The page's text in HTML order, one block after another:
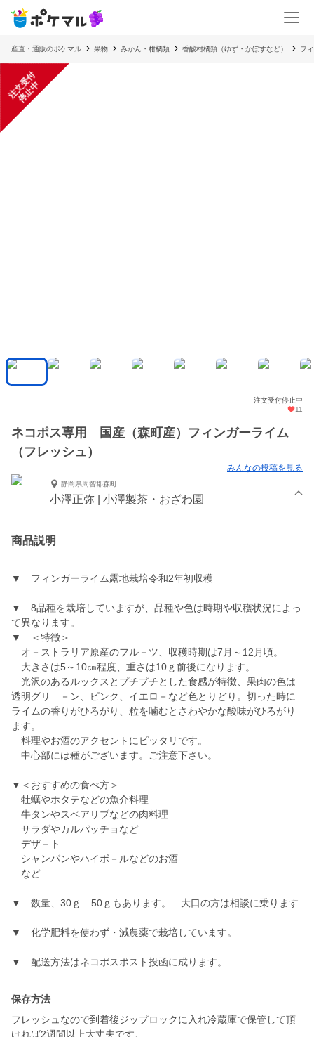
産直・通販のポケマル 果物 みかん・柑橘類 香酸柑橘類（ゆず・かぼすなど） フ
注
文
受
付
停
止
中
注文受付停止中
11
ネコポス専用 国産（森町産）フィンガーライム
（フレッシュ）
みんなの投稿を見る
静岡県周智郡森町
小澤正弥 | 小澤製茶・おざわ園
商品説明
▼ フィンガーライム露地栽培令和2年初収穫
▼ 8品種を栽培していますが、品種や色は時期や収穫状況によっ
て異なります。
▼ ＜特徴＞
オ－ストラリア原産のフル－ツ、収穫時期は7月～12月頃。
大きさは5～10㎝程度、重さは10ｇ前後になります。
光沢のあるルックスとプチプチとした食感が特徴、果肉の色は
透明グリ －ン、ピンク、イエロ－など色とりどり。切った時に
ライムの香りがひろがり、粒を噛むとさわやかな酸味がひろがり
ます。
料理やお酒のアクセントにピッタリです。
中心部には種がございます。ご注意下さい。
▼＜おすすめの食べ方＞
牡蠣やホタテなどの魚介料理
牛タンやスペアリブなどの肉料理
サラダやカルパッチョなど
デザ－ト
シャンパンやハイボ－ルなどのお酒
など
▼ 数量、30ｇ 50ｇもあります。 大口の方は相談に乗ります
▼ 化学肥料を使わず・減農薬で栽培しています。
▼ 配送方法はネコポスポスト投函に成ります。
保存方法
フレッシュなので到着後ジップロックに入れ冷蔵庫で保管して頂
ければ2週間以上大丈夫です。